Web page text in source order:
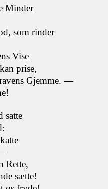
Minder
som rinder
Vise
prise,
Gjemme. —
satte
Rette,
sætte!